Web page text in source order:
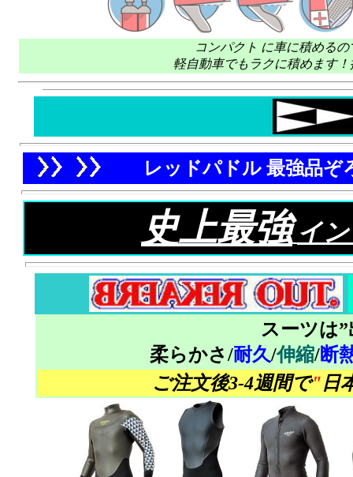
コンパクト に車に積める
軽自動車でもラクに積めます！
レッドパドル 最強品ぞ
史上最強 イ
スーツは
柔らかさ/耐久/伸縮/断
ご注文後3-4週間で"日